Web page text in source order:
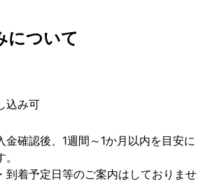
について
込み可
金確認後、1週間～1か月以内を目安に
到着予定日等のご案内はしておりませ